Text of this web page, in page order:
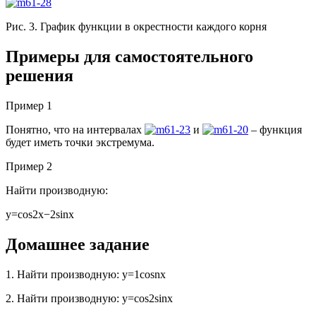
Рис. 3. График функции в окрестности каждого корня
Примеры для самостоятельного
решения
Пример 1
Понятно, что на интервалах
и
– функция
будет иметь точки экстремума.
Пример 2
Найти производную:
y=cos2x−2sinx
Домашнее задание
1. Найти производную: y=1cosnx
2. Найти производную: y=cos2sinx